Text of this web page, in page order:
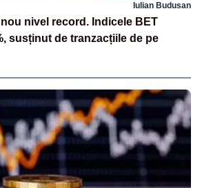
Iulian Budusan
nivel record. Indicele BET
susținut de tranzacțiile de pe